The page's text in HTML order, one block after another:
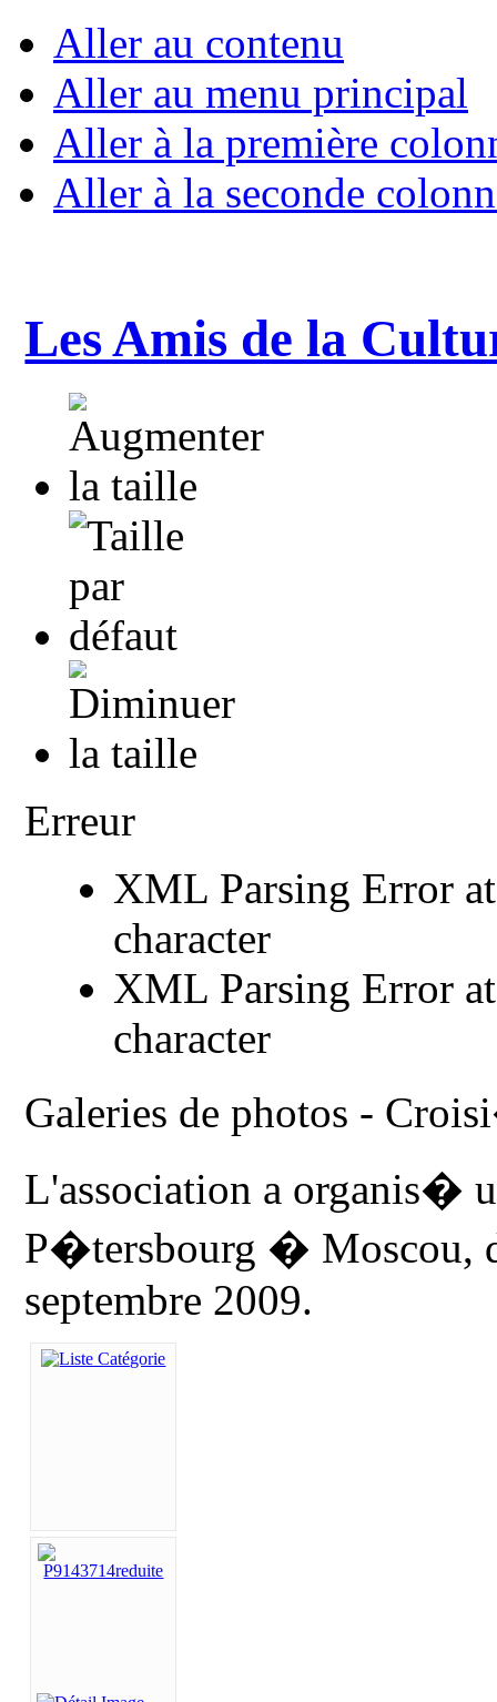
Aller au contenu
Aller au menu principal
Aller à la première
Aller à la seconde
Les Amis de la
Erreur
XML Parsing Error
character
XML Parsing Error
character
Galeries de photos -
L'association a organis�
P�tersbourg � Moscou,
septembre 2009.